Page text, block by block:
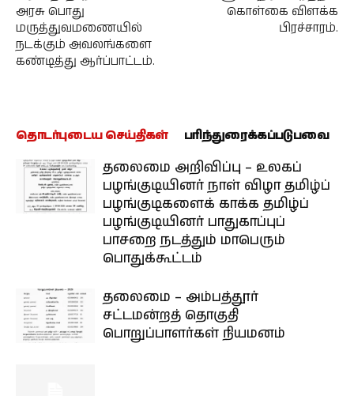
அரசு பொது
மருத்துவமணையில்
நடக்கும் அவலங்களை
கண்டித்து ஆர்ப்பாட்டம்.
கொள்கை விளக்க
பிரச்சாரம்.
தொடர்புடைய செய்திகள் பரிந்துரைக்கப்படுபவை
தலைமை அறிவிப்பு – உலகப்
பழங்குடியினர் நாள் விழா தமிழ்ப்
பழங்குடிகளைக் காக்க தமிழ்ப்
பழங்குடியினர் பாதுகாப்புப்
பாசறை நடத்தும் மாபெரும்
பொதுக்கூட்டம்
தலைமை – அம்பத்தூர்
சட்டமன்றத் தொகுதி
பொறுப்பாளர்கள் நியமனம்